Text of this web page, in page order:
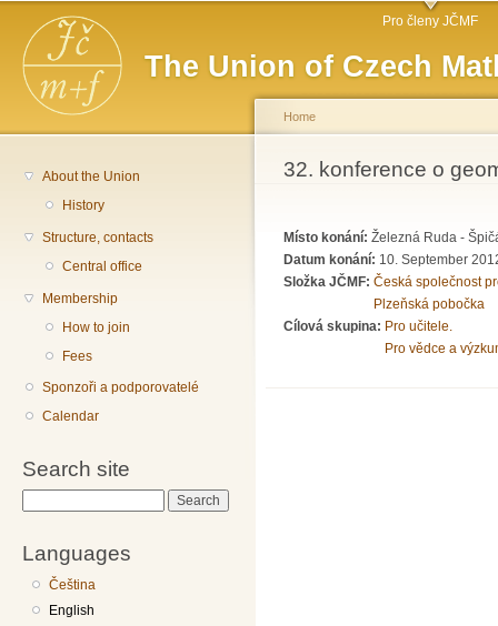
The Union of Czech
Main menu Pro členy JČMF
About the Union
History
Structure, contacts
Central office
Membership
How to join
Fees
Sponzoři a podporovatelé
Calendar
Search site
Languages
Čeština
English
You are here
Home
32. konference o
Místo konání: Železná Ruda -
Datum konání: 10. September
Složka JČMF: Česká společnost
Plzeňská pobočka
Cílová skupina: Pro učitele.
Pro vědce a